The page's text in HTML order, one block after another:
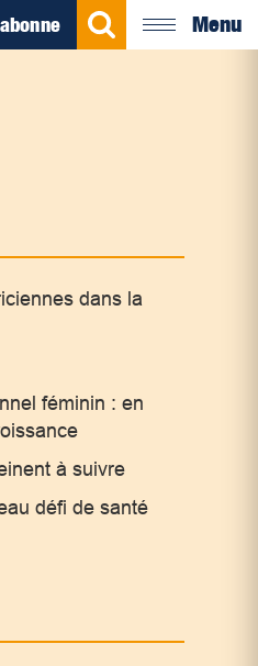
Menu
dans la
féminin : en
à suivre
défi de santé